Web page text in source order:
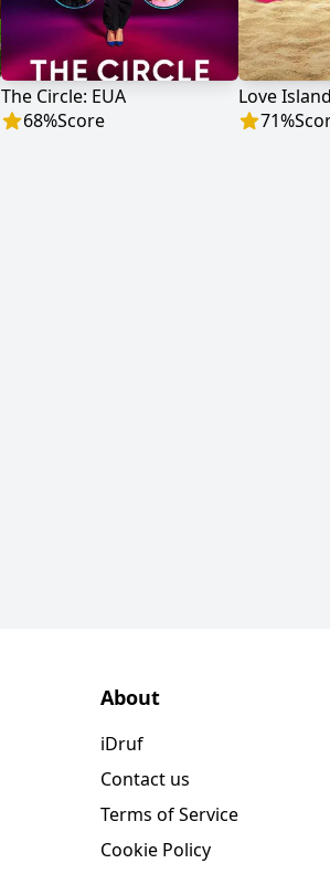
The Circle: EUA
68%Score
Love
71%
About
iDruf
Contact us
Terms of Service
Cookie Policy